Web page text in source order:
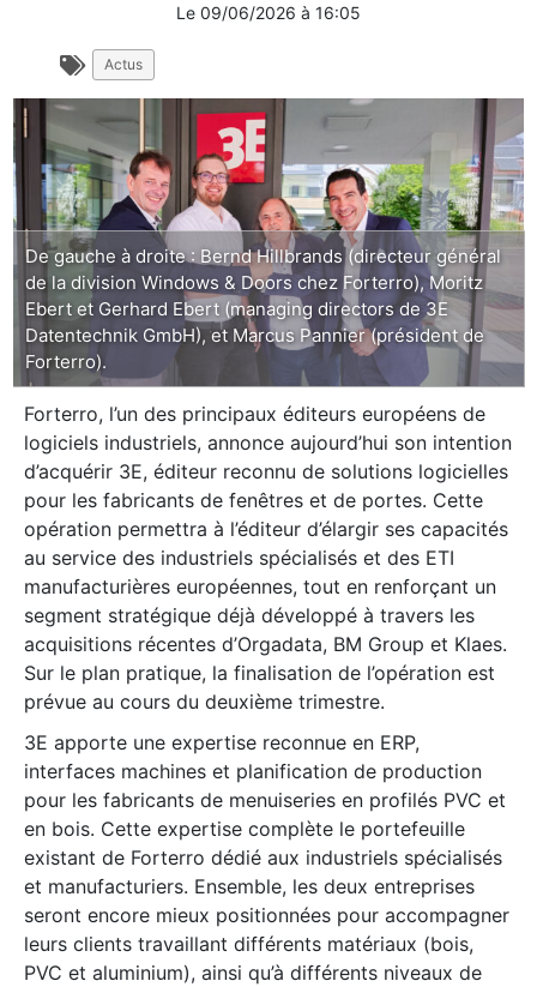
Le 09/06/2026 à 16:05
Actus
De gauche à droite : Bernd Hillbrands (directeur général
de la division Windows & Doors chez Forterro), Moritz
Ebert et Gerhard Ebert (managing directors de 3E
Datentechnik GmbH), et Marcus Pannier (président de
Forterro).
Forterro, l’un des principaux éditeurs européens de
logiciels industriels, annonce aujourd’hui son intention
d’acquérir 3E, éditeur reconnu de solutions logicielles
pour les fabricants de fenêtres et de portes. Cette
opération permettra à l’éditeur d’élargir ses capacités
au service des industriels spécialisés et des ETI
manufacturières européennes, tout en renforçant un
segment stratégique déjà développé à travers les
acquisitions récentes d’Orgadata, BM Group et Klaes.
Sur le plan pratique, la finalisation de l’opération est
prévue au cours du deuxième trimestre.
3E apporte une expertise reconnue en ERP,
interfaces machines et planification de production
pour les fabricants de menuiseries en profilés PVC et
en bois. Cette expertise complète le portefeuille
existant de Forterro dédié aux industriels spécialisés
et manufacturiers. Ensemble, les deux entreprises
seront encore mieux positionnées pour accompagner
leurs clients travaillant différents matériaux (bois,
PVC et aluminium), ainsi qu’à différents niveaux de